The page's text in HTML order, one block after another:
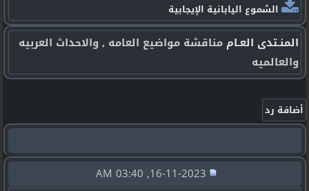
الشموع اليابانية الإيجابية
المنـتدى العـام مناقشة مواضيع العامه , والاحداث العربيه
والعالميه